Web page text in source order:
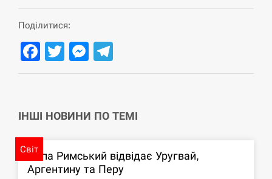
СЕРПЕНЬ
11:40
левиці
СЕРПЕНЬ
11:23
есть пострадавшие
Поділитися:
Facebook
TwitterMessenger
ІНШІ НОВИНИ ПО ТЕМІ
Світ
Папа Римський відвідає Уругвай,
Аргентину та Перу